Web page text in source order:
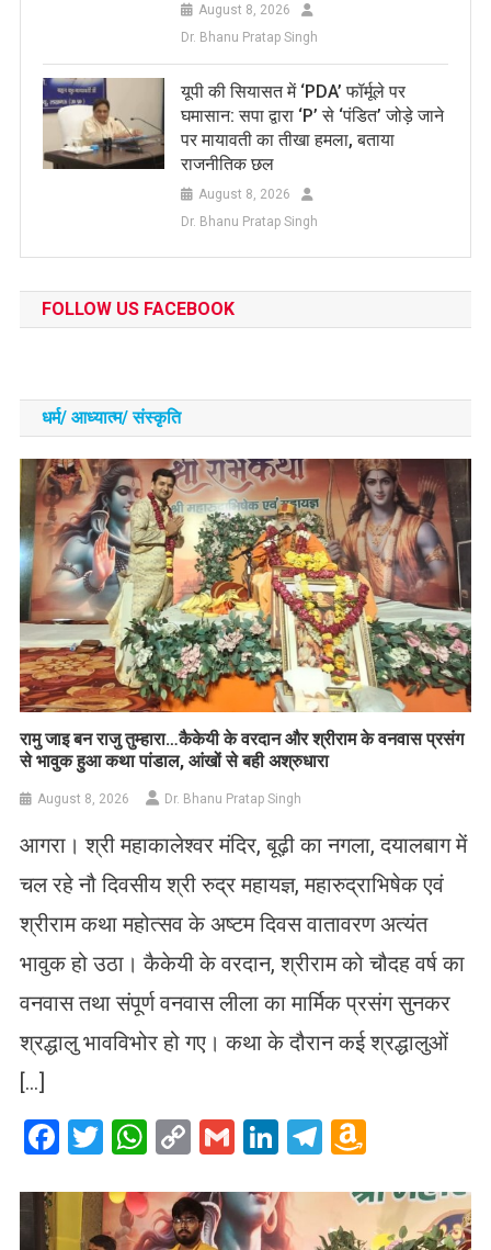
August 8, 2026
Dr. Bhanu Pratap Singh
यूपी की सियासत में ‘PDA’ फॉर्मूले पर
घमासान: सपा द्वारा ‘P’ से ‘पंडित’ जोड़े जाने
पर मायावती का तीखा हमला, बताया
राजनीतिक छल
August 8, 2026
Dr. Bhanu Pratap Singh
FOLLOW US FACEBOOK
धर्म/ आध्‍यात्‍म/ संस्‍कृति
रामु जाइ बन राजु तुम्हारा…कैकेयी के वरदान और श्रीराम के वनवास प्रसंग
से भावुक हुआ कथा पांडाल, आंखों से बही अश्रुधारा
August 8, 2026 Dr. Bhanu Pratap Singh
आगरा। श्री महाकालेश्वर मंदिर, बूढ़ी का नगला, दयालबाग में
चल रहे नौ दिवसीय श्री रुद्र महायज्ञ, महारुद्राभिषेक एवं
श्रीराम कथा महोत्सव के अष्टम दिवस वातावरण अत्यंत
भावुक हो उठा। कैकेयी के वरदान, श्रीराम को चौदह वर्ष का
वनवास तथा संपूर्ण वनवास लीला का मार्मिक प्रसंग सुनकर
श्रद्धालु भावविभोर हो गए। कथा के दौरान कई श्रद्धालुओं
[…]
Facebook
Twitter
WhatsApp
CopyGmailLinkedIn
Telegram
List